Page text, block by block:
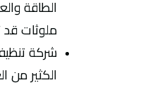
الطاقة
ملوثات
شركة
الكثير